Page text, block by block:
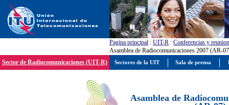
Pagína principal : UIT-R : Conferencias y
Asamblea de Radiocomunicaciones 2007 (AR-
Sector de Radiocomunicaciones (UIT-R)
Asamblea de
Sectores de la UIT Sala de prensa